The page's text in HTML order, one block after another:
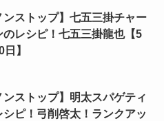
ンストップ】七五三掛チャー
のレシピ！七五三掛龍也【5
日】
ンストップ】明太スパゲティ
シピ！弓削啓太！ランクアッ